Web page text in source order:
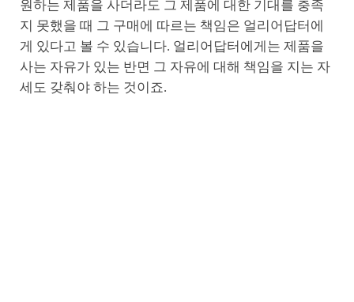
원하는 제품을 사더라도 그 제품에 대한 기대를 충족
지 못했을 때 그 구매에 따르는 책임은 얼리어답터에
게 있다고 볼 수 있습니다. 얼리어답터에게는 제품을
사는 자유가 있는 반면 그 자유에 대해 책임을 지는 자
세도 갖춰야 하는 것이죠.